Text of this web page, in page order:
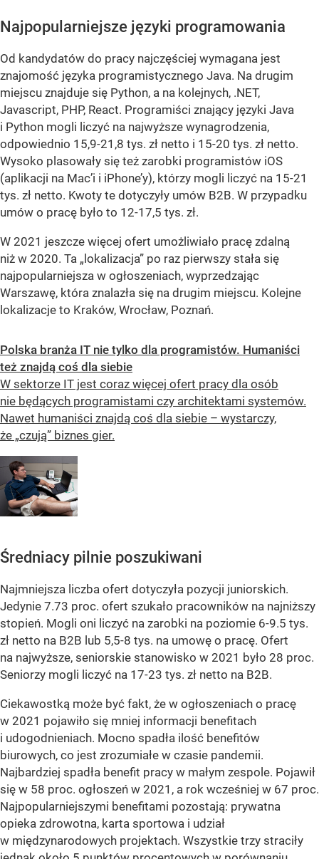
Najpopularniejsze języki programowania
Od kandydatów do pracy najczęściej wymagana jest
znajomość języka programistycznego Java. Na drugim
miejscu znajduje się Python, a na kolejnych, .NET,
Javascript, PHP, React. Programiści znający języki Java
i Python mogli liczyć na najwyższe wynagrodzenia,
odpowiednio 15,9-21,8 tys. zł netto i 15-20 tys. zł netto.
Wysoko plasowały się też zarobki programistów iOS
(aplikacji na Mac’i i iPhone’y), którzy mogli liczyć na 15-21
tys. zł netto. Kwoty te dotyczyły umów B2B. W przypadku
umów o pracę było to 12-17,5 tys. zł.
W 2021 jeszcze więcej ofert umożliwiało pracę zdalną
niż w 2020. Ta „lokalizacja” po raz pierwszy stała się
najpopularniejsza w ogłoszeniach, wyprzedzając
Warszawę, która znalazła się na drugim miejscu. Kolejne
lokalizacje to Kraków, Wrocław, Poznań.
Polska branża IT nie tylko dla programistów. Humaniści
też znajdą coś dla siebie
W sektorze IT jest coraz więcej ofert pracy dla osób
nie będących programistami czy architektami systemów.
Nawet humaniści znajdą coś dla siebie – wystarczy,
że „czują” biznes gier.
Średniacy pilnie poszukiwani
Najmniejsza liczba ofert dotyczyła pozycji juniorskich.
Jedynie 7.73 proc. ofert szukało pracowników na najniższy
stopień. Mogli oni liczyć na zarobki na poziomie 6-9.5 tys.
zł netto na B2B lub 5,5-8 tys. na umowę o pracę. Ofert
na najwyższe, seniorskie stanowisko w 2021 było 28 proc.
Seniorzy mogli liczyć na 17-23 tys. zł netto na B2B.
Ciekawostką może być fakt, że w ogłoszeniach o pracę
w 2021 pojawiło się mniej informacji benefitach
i udogodnieniach. Mocno spadła ilość benefitów
biurowych, co jest zrozumiałe w czasie pandemii.
Najbardziej spadła benefit pracy w małym zespole. Pojawił
się w 58 proc. ogłoszeń w 2021, a rok wcześniej w 67 proc.
Najpopularniejszymi benefitami pozostają: prywatna
opieka zdrowotna, karta sportowa i udział
w międzynarodowych projektach. Wszystkie trzy straciły